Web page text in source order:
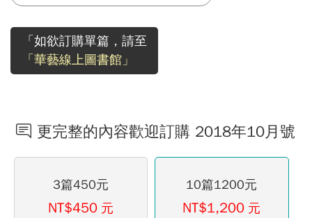
「如欲訂購單篇，請至
「華藝線上圖書館」
更完整的內容歡迎訂購 2018年10月號
3篇450元
NT$450 元
10篇1200元
NT$1,200 元